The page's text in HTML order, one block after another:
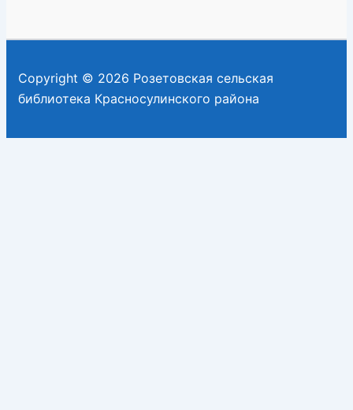
Copyright © 2026 Розетовская сельская
библиотека Красносулинского района